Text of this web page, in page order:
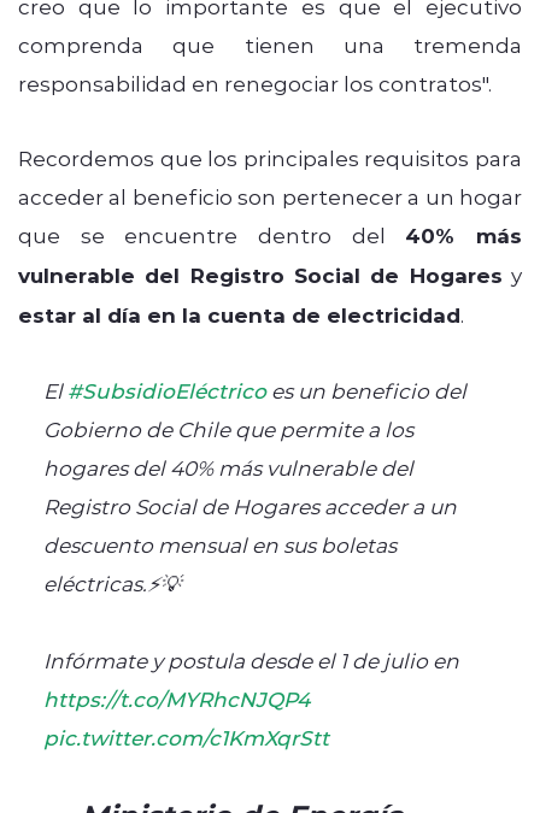
creo que lo importante es que el ejecutivo
comprenda que tienen una tremenda
responsabilidad en renegociar los contratos".
Recordemos que los principales requisitos para
acceder al beneficio son pertenecer a un hogar
que se encuentre dentro del 40% más
vulnerable del Registro Social de Hogares y
estar al día en la cuenta de electricidad.
El#SubsidioEléctricoes un beneficio del
Gobierno de Chile que permite a los
hogares del 40% más vulnerable del
Registro Social de Hogares acceder a un
descuento mensual en sus boletas
eléctricas.⚡️💡
Infórmate y postula desde el 1 de julio en
https://t.co/MYRhcNJQP4
pic.twitter.com/c1KmXqrStt